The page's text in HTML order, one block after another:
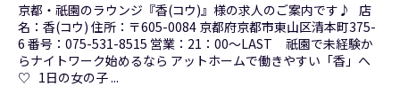
京都・祇園のラウンジ『香(コウ)』様の求人のご案内です♪ 店
名：香(コウ) 住所：〒605-0084 京都府京都市東山区清本町375-
6 番号：075-531-8515 営業：21：00～LAST 祇園で未経験か
らナイトワーク始めるなら アットホームで働きやすい「香」へ
♡ 1日の女の子 ...